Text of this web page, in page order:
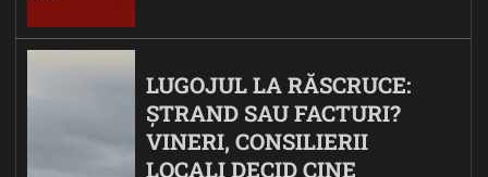
LUGOJUL LA RĂSCRUCE:
ȘTRAND SAU FACTURI?
VINERI, CONSILIERII
LOCALI DECID CINE